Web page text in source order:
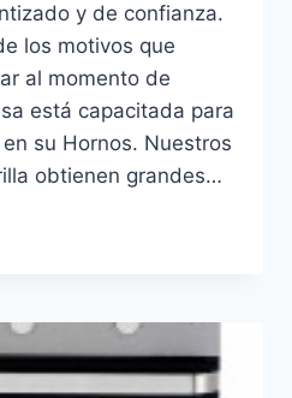
y de confianza.
los motivos que
al momento de
está capacitada para
su Hornos. Nuestros
obtienen grandes…